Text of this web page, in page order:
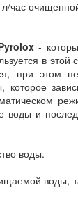
л/час
-
в
при
и
воды.
воды,